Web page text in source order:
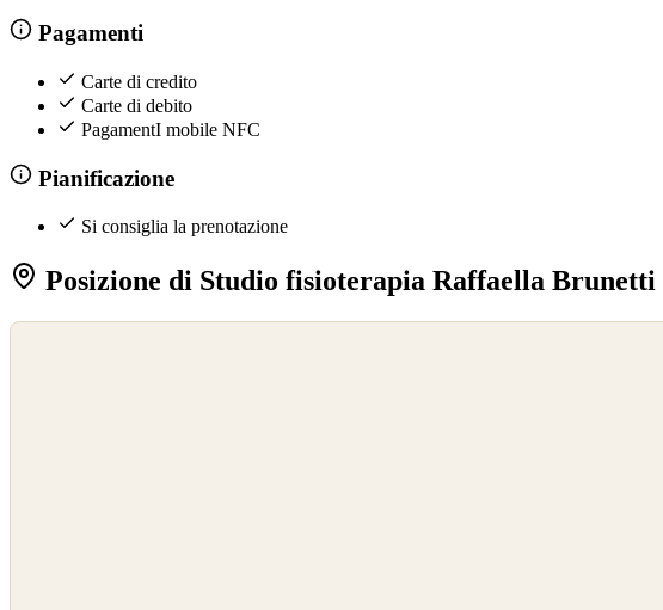
Pagamenti
Carte di credito
Carte di debito
PagamentI mobile NFC
Pianificazione
Si consiglia la prenotazione
Posizione di Studio fisioterapia Raffaella Brunetti